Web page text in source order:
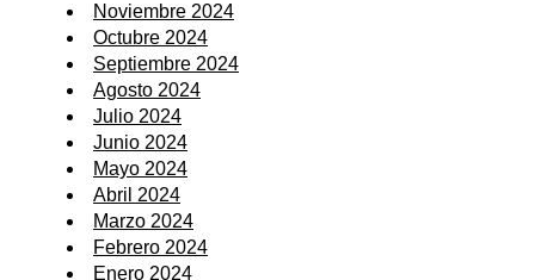
Noviembre 2024
Octubre 2024
Septiembre 2024
Agosto 2024
Julio 2024
Junio 2024
Mayo 2024
Abril 2024
Marzo 2024
Febrero 2024
Enero 2024